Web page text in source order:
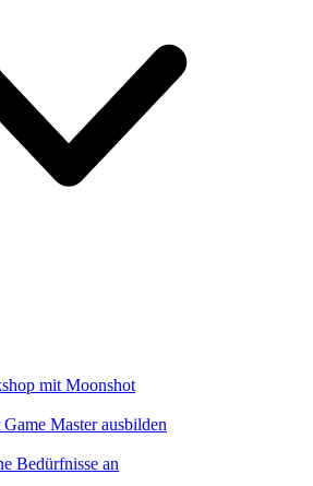
mit Moonshot
Master ausbilden
Bedürfnisse an